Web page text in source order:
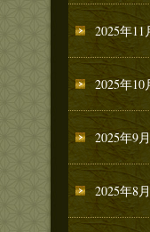
2025年11
2025年10
2025年9月
2025年8月